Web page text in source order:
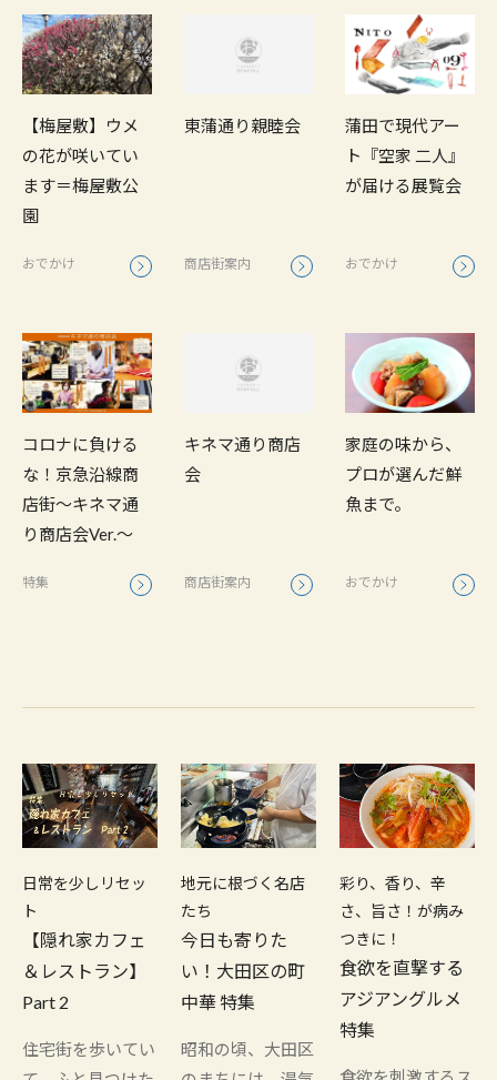
【梅屋敷】ウメ
の花が咲いてい
ます＝梅屋敷公
園
おでかけ
東蒲通り親睦会
商店街案内
蒲田で現代アー
ト『空家 二人』
が届ける展覧会
おでかけ
コロナに負ける
な！京急沿線商
店街～キネマ通
り商店会Ver.～
特集
キネマ通り商店
会
商店街案内
家庭の味から、
プロが選んだ鮮
魚まで。
おでかけ
日常を少しリセッ
ト
【隠れ家カフェ
＆レストラン】
Part 2
住宅街を歩いてい
地元に根づく名店
たち
今日も寄りた
い！大田区の町
中華 特集
昭和の頃、大田区
彩り、香り、辛
さ、旨さ！が病み
つきに！
食欲を直撃する
アジアングルメ
特集